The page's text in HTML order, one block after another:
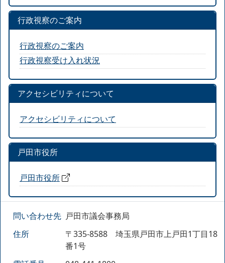
行政視察のご案内
行政視察のご案内
行政視察受け入れ状況
アクセシビリティについて
アクセシビリティについて
戸田市役所
戸田市役所
問い合わせ先 戸田市議会事務局
住所
〒335-8588 埼玉県戸田市上戸田1丁目18
番1号